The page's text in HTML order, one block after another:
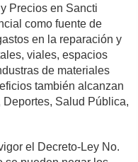
Precios en Sancti
como fuente de
en la reparación y
viales, espacios
de materiales
también alcanzan
Salud Pública,
el Decreto-Ley No.